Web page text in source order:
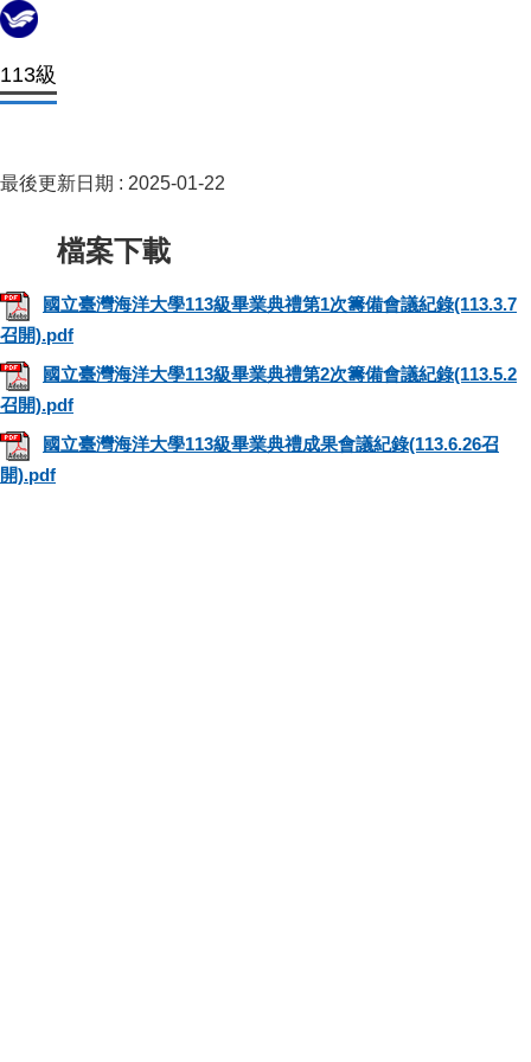
113級
最後更新日期 : 2025-01-22
國立臺灣海洋大學113級畢業典禮第1次籌備會議紀錄(113.3.7
召開).pdf
國立臺灣海洋大學113級畢業典禮第2次籌備會議紀錄(113.5.2
召開).pdf
國立臺灣海洋大學113級畢業典禮成果會議紀錄(113.6.26召
開).pdf